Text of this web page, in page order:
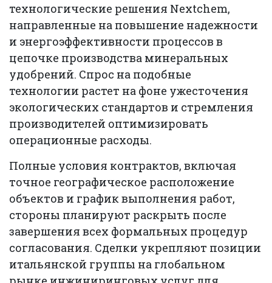
технологические решения Nextchem,
направленные на повышение надежности
и энергоэффективности процессов в
цепочке производства минеральных
удобрений. Спрос на подобные
технологии растет на фоне ужесточения
экологических стандартов и стремления
производителей оптимизировать
операционные расходы.
Полные условия контрактов, включая
точное географическое расположение
объектов и график выполнения работ,
стороны планируют раскрыть после
завершения всех формальных процедур
согласования. Сделки укрепляют позиции
итальянской группы на глобальном